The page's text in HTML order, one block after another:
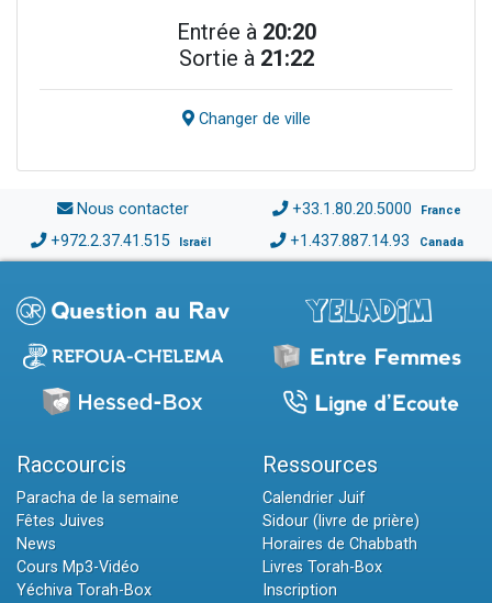
Entrée à 20:20
Sortie à 21:22
Changer de ville
Nous contacter +33.1.80.20.5000 France
+972.2.37.41.515 Israël +1.437.887.14.93 Canada
Raccourcis
Paracha de la semaine
Fêtes Juives
News
Cours Mp3-Vidéo
Yéchiva Torah-Box
Ressources
Calendrier Juif
Sidour (livre de prière)
Horaires de Chabbath
Livres Torah-Box
Inscription